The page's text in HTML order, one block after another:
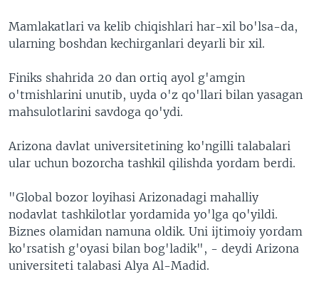
Mamlakatlari va kelib chiqishlari har-xil bo'lsa-da,
ularning boshdan kechirganlari deyarli bir xil.
Finiks shahrida 20 dan ortiq ayol g'amgin
o'tmishlarini unutib, uyda o'z qo'llari bilan yasagan
mahsulotlarini savdoga qo'ydi.
Arizona davlat universitetining ko'ngilli talabalari
ular uchun bozorcha tashkil qilishda yordam berdi.
"Global bozor loyihasi Arizonadagi mahalliy
nodavlat tashkilotlar yordamida yo'lga qo'yildi.
Biznes olamidan namuna oldik. Uni ijtimoiy yordam
ko'rsatish g'oyasi bilan bog'ladik", - deydi Arizona
universiteti talabasi Alya Al-Madid.